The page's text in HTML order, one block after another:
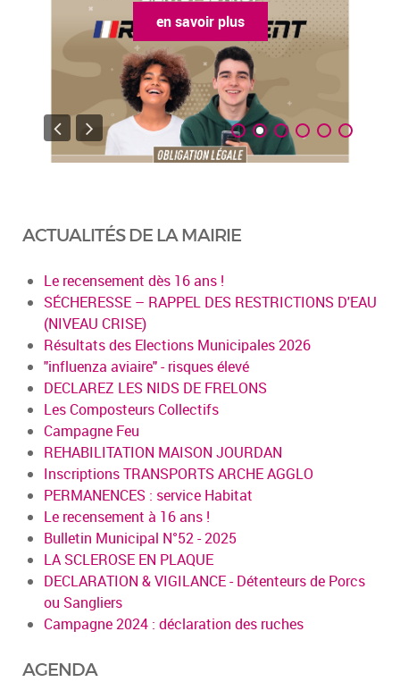
en savoir plus
ACTUALITÉS DE LA MAIRIE
Le recensement dès 16 ans !
SÉCHERESSE – RAPPEL DES RESTRICTIONS D'EAU
(NIVEAU CRISE)
Résultats des Elections Municipales 2026
"influenza aviaire" - risques élevé
DECLAREZ LES NIDS DE FRELONS
Les Composteurs Collectifs
Campagne Feu
REHABILITATION MAISON JOURDAN
Inscriptions TRANSPORTS ARCHE AGGLO
PERMANENCES : service Habitat
Le recensement à 16 ans !
Bulletin Municipal N°52 - 2025
LA SCLEROSE EN PLAQUE
DECLARATION & VIGILANCE - Détenteurs de Porcs
ou Sangliers
Campagne 2024 : déclaration des ruches
AGENDA